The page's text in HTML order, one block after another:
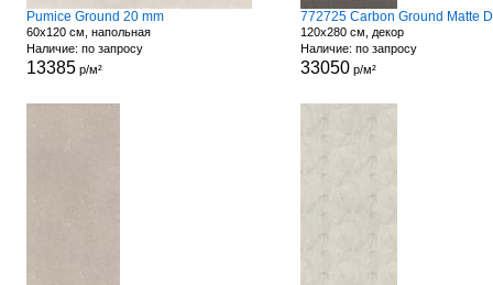
Pumice Ground 20 mm
60x120 см, напольная
Наличие: по запросу
13385р/м²
120x280 см, декор
Наличие: по запросу
33050р/м²